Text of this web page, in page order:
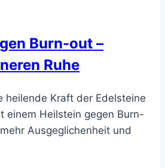
Burn-out –
Ruhe
heilende Kraft der Edelsteine
einem Heilstein gegen Burn-
Ausgeglichenheit und